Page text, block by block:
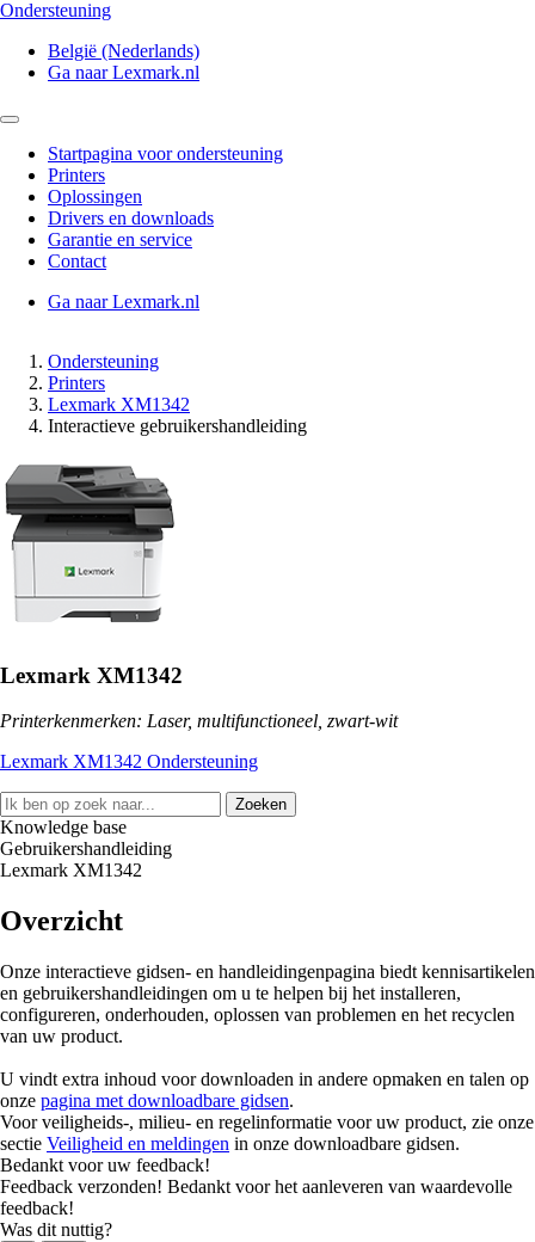
Ondersteuning
België (Nederlands)
Ga naar Lexmark.nl
Startpagina voor ondersteuning
Printers
Oplossingen
Drivers en downloads
Garantie en service
Contact
Ga naar Lexmark.nl
Ondersteuning
Printers
Lexmark XM1342
Interactieve gebruikershandleiding
Lexmark XM1342
Printerkenmerken: Laser, multifunctioneel, zwart-wit
Lexmark XM1342 Ondersteuning
Zoeken
Knowledge base
Gebruikershandleiding
Lexmark XM1342
Overzicht
Onze interactieve gidsen- en handleidingenpagina biedt kennisartikelen
en gebruikershandleidingen om u te helpen bij het installeren,
configureren, onderhouden, oplossen van problemen en het recyclen
van uw product.
U vindt extra inhoud voor downloaden in andere opmaken en talen op
onze pagina met downloadbare gidsen.
Voor veiligheids-, milieu- en regelinformatie voor uw product, zie onze
sectie Veiligheid en meldingen in onze downloadbare gidsen.
Bedankt voor uw feedback!
Feedback verzonden! Bedankt voor het aanleveren van waardevolle
feedback!
Was dit nuttig?